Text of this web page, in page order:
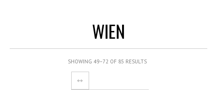
WIEN
SHOWING 49–72 OF 85 RESULTS